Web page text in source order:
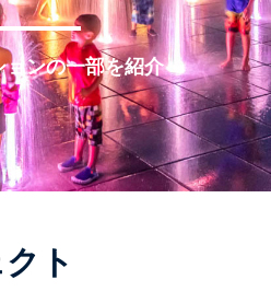
ンの一部を紹介
ト